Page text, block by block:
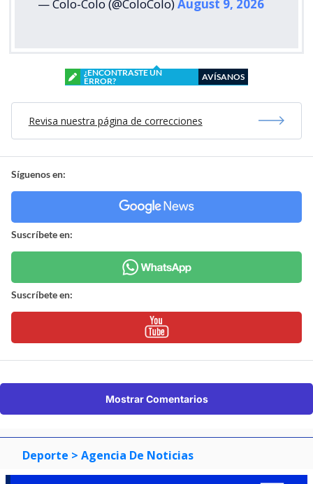
— Colo-Colo (@ColoColo)August 9, 2026
¿ENCONTRASTE UN
ERROR?
AVÍSANOS
Revisa nuestra página de correcciones
Síguenos en:
Suscríbete en:
Suscríbete en:
Mostrar Comentarios
Deporte > Agencia De Noticias